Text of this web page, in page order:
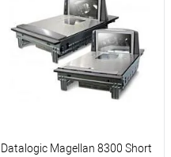
Datalogic Magellan 8300 Short